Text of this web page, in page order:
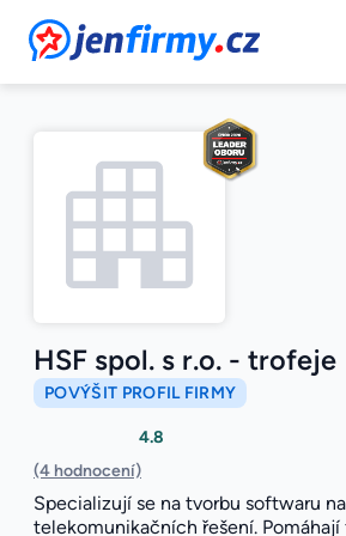
JenFirmy.cz
HSF spol. s r.o. - trofeje
POVÝŠIT PROFIL FIRMY
4.8
(4 hodnocení)
Specializují se na tvorbu softwaru
telekomunikačních řešení. Pomáhají